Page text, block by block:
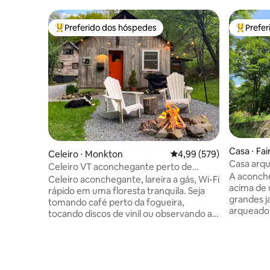
Entre os melhores preferidos dos hóspedes
Preferido dos hóspedes
Celeiro ⋅ Monkton 4,99 de uma avaliação
4,99 (579)
Celeiro VT aconchegante perto de
Burlington – Fogueira – Traga seu
cachorro – Wi-Fi
Celeiro aconchegante, lareira a gás, Wi-Fi
rápido em uma floresta tranquila. Seja
tomando café perto da fogueira,
tocando discos de vinil ou observando as
Entre
Casa ⋅
Casa
árvores
A
acima de
grandes